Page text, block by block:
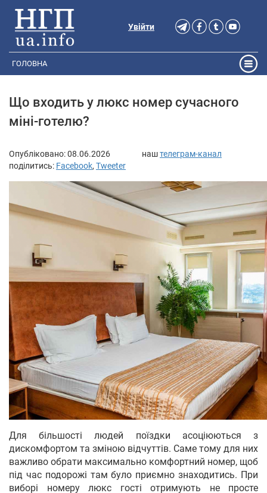
Увійти
ГОЛОВНА
Що входить у люкс номер сучасного
міні-готелю?
Опубліковано:08.06.2026 наштелеграм-канал
поділитись: Facebook, Tweeter
Для більшості людей поїздки асоціюються з
дискомфортом та зміною відчуттів. Саме тому для них
важливо обрати максимально комфортний номер, щоб
під час подорожі там було приємно знаходитись. При
виборі номеру люкс гості отримують не просте